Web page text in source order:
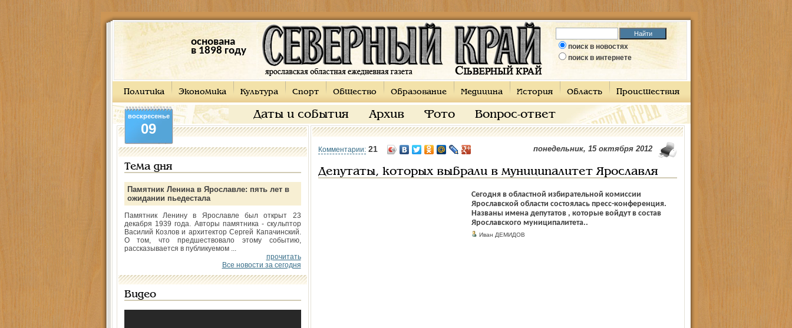
основана
в 1898 году
поиск в новостях
поиск в интернете
Политика Экономика Культура Спорт Общество Образование Медицина История Область Происшествия
Даты и события Архив Фото Вопрос-ответ
воскресенье
09
Тема дня
Памятник Ленина в Ярославле: пять лет в
ожидании пьедестала
Памятник Ленину в Ярославле был открыт 23
декабря 1939 года. Авторы памятника - скульптор
Василий Козлов и архитектор Сергей Капачинский.
О том, что предшествовало этому событию,
рассказывается в публикуемом ...
прочитать
Все новости за сегодня
Видео
Комментарии: 21 понедельник, 15 октября 2012
Депутаты, которых выбрали в муниципалитет Ярославля
Сегодня в областной избирательной комиссии
Ярославской области состоялась пресс-конференция.
Названы имена депутатов , которые войдут в состав
Ярославского муниципалитета..
Иван ДЕМИДОВ